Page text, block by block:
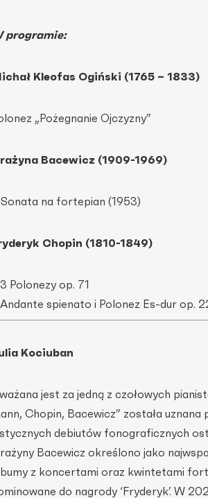
programie:
Kleofas Ogiński (1765 – 1833)
„Pożegnanie Ojczyzny”
Bacewicz (1909-1969)
Sonata na fortepian (1953)
Chopin (1810-1849)
Polonezy op. 71
spienato i Polonez Es-dur op.
Kociuban
jest za jedną z czołowych
Chopin, Bacewicz” została
debiutów fonograficznych
Bacewicz określono jako
z koncertami oraz kwintetami
do nagrody ‘Fryderyk’. W